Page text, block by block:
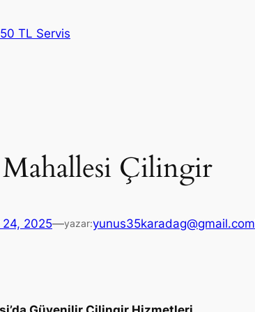
TL Servis
Çilingir
24, 2025—yazar:yunus35karadag@gmail.com